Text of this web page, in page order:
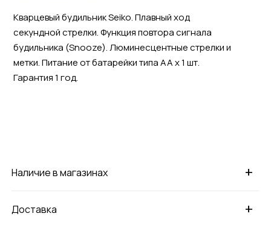
Кварцевый будильник Seiko. Плавный ход
секундной стрелки. Функция повтора сигнала
будильника (Snoоze). Люминесцентные стрелки и
метки. Питание от батарейки типа АА х 1 шт.
Гарантия 1 год.
+
Наличие в магазинах
+
Доставка